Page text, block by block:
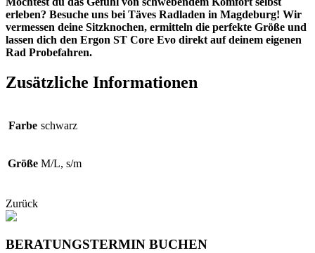
erleben? Besuche uns bei Täves Radladen in Magdeburg! Wir
vermessen deine Sitzknochen, ermitteln die perfekte Größe und
lassen dich den Ergon ST Core Evo direkt auf deinem eigenen
Rad Probefahren.
Zusätzliche Informationen
Farbe schwarz
Größe M/L, s/m
Zurück
BERATUNGSTERMIN BUCHEN